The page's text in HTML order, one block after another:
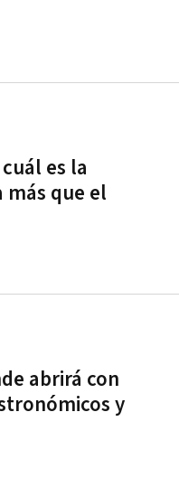
es la
que el
abrirá con
y